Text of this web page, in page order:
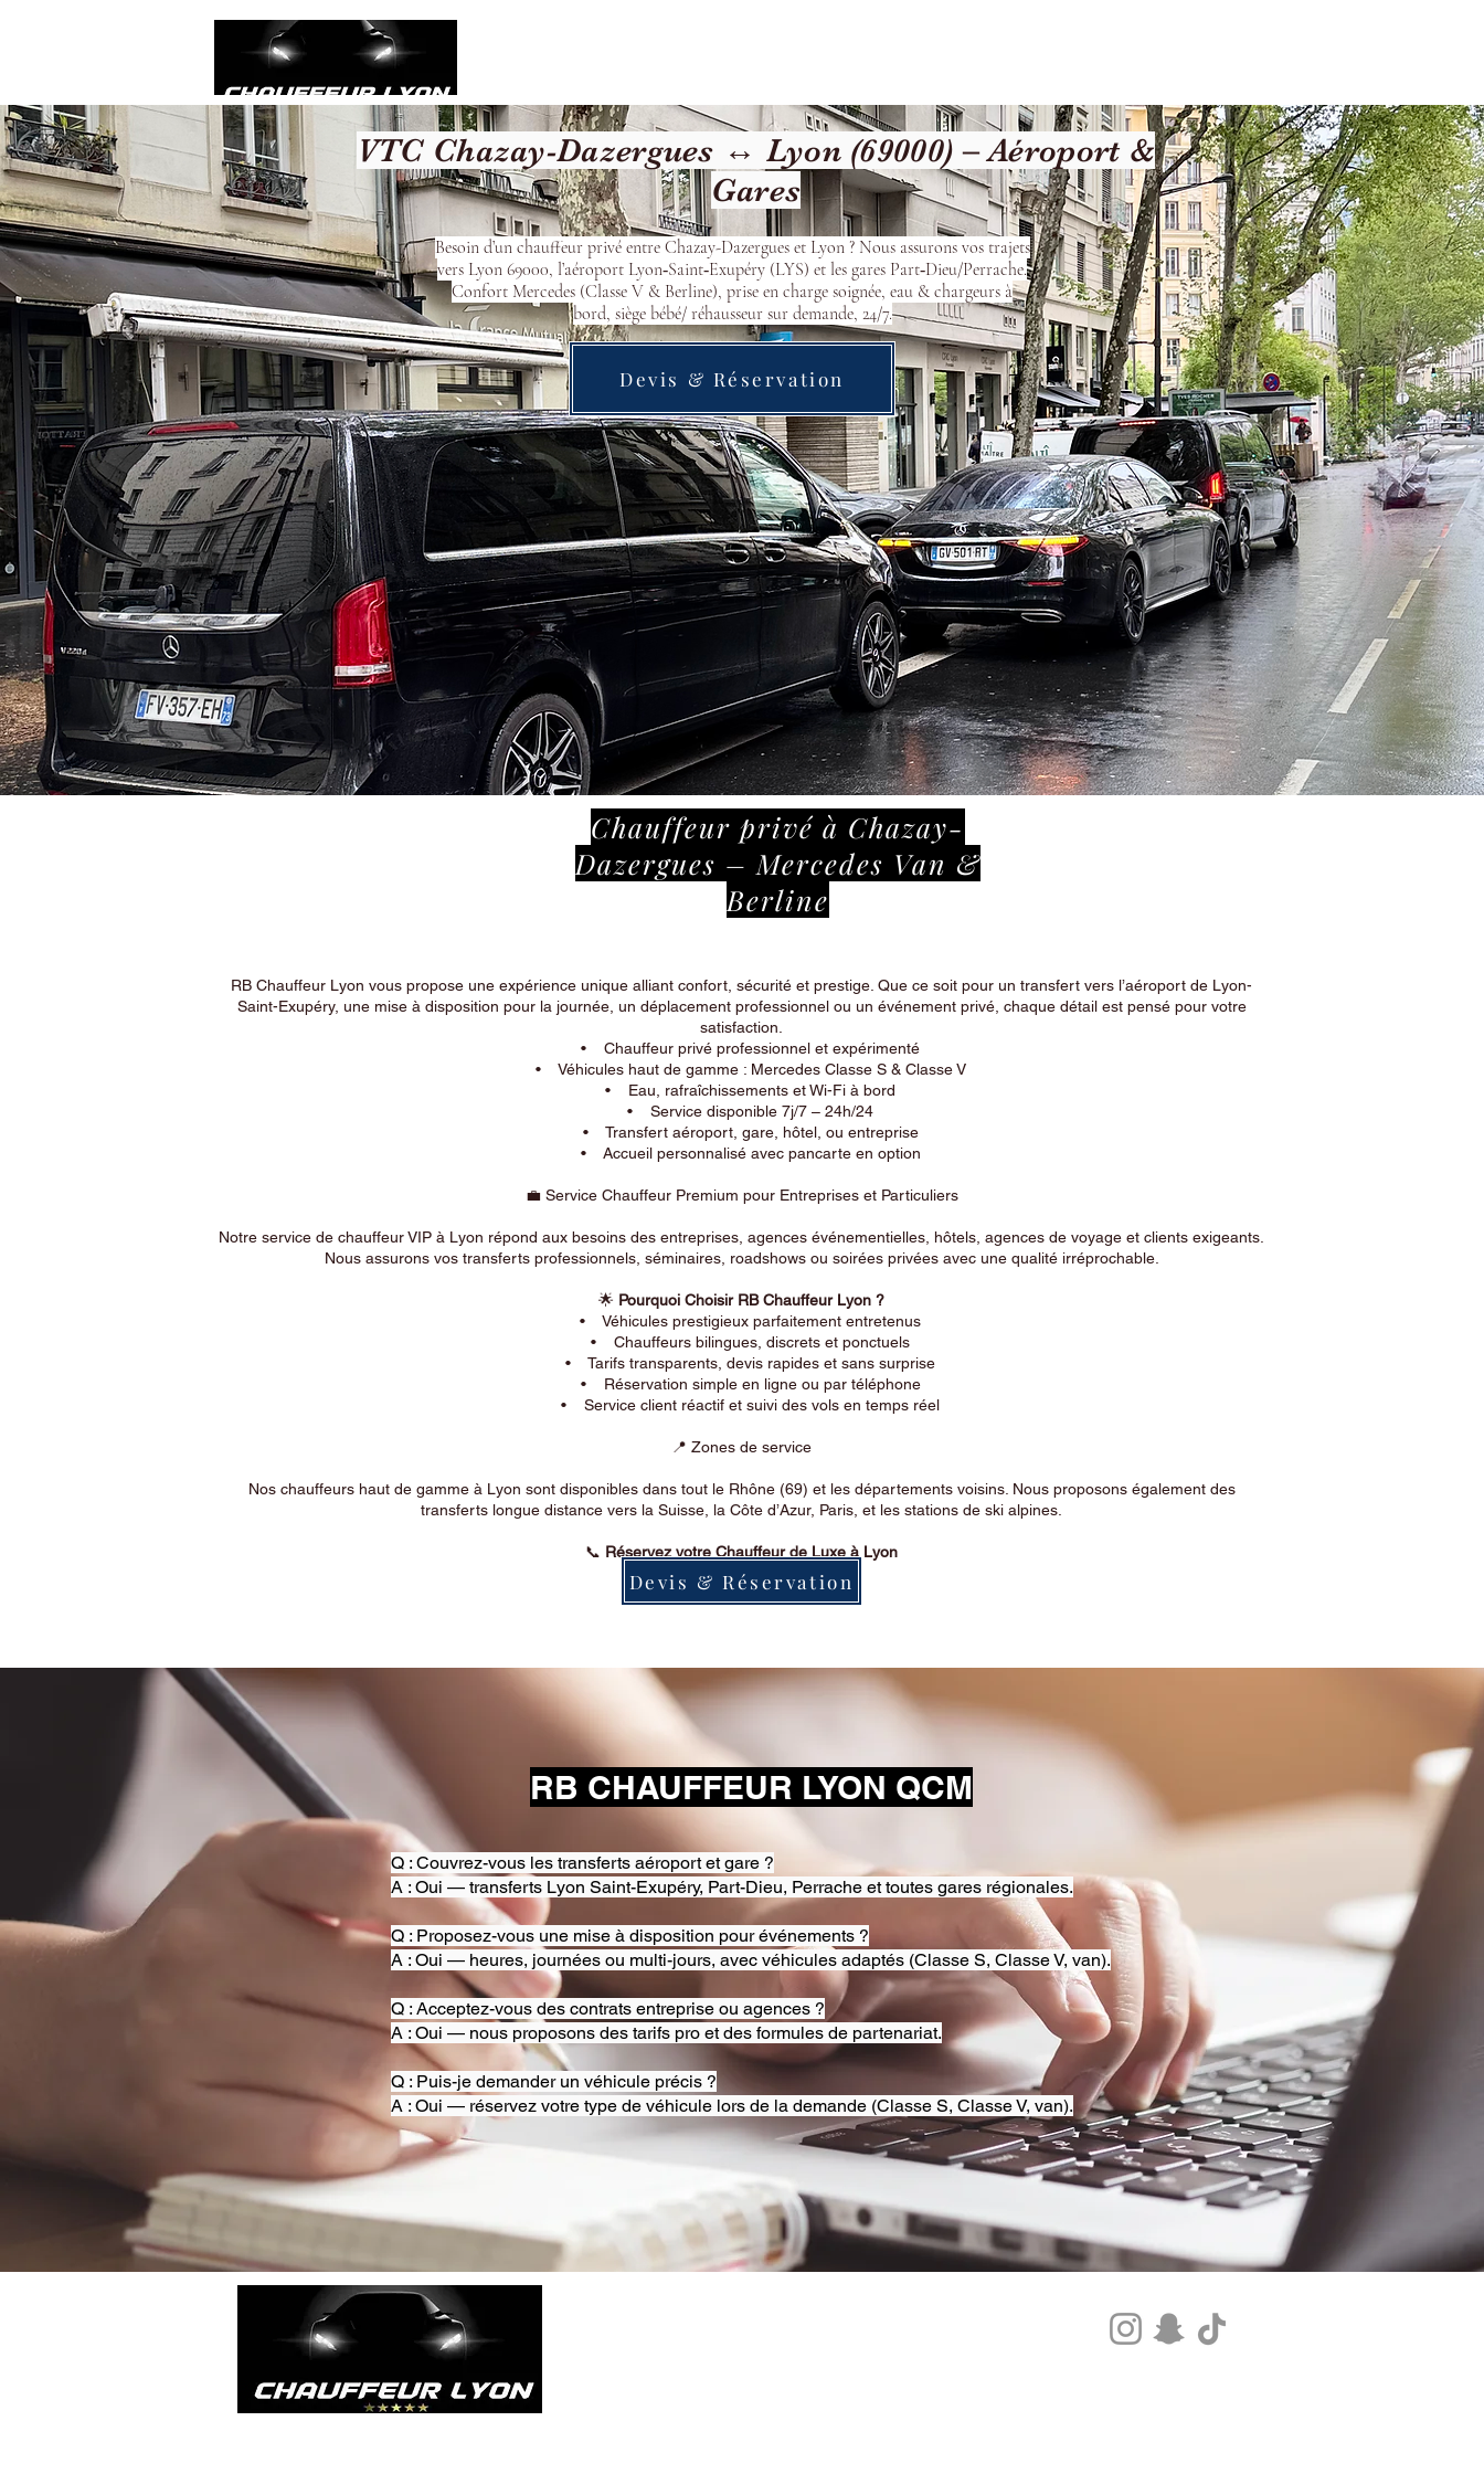
VTC Chazay-Dazergues ↔ Lyon (69000) – Aéroport &
Gares
Besoin d’un chauffeur privé entre Chazay-Dazergues et Lyon ? Nous assurons vos trajets
vers Lyon 69000, l’aéroport Lyon‑Saint‑Exupéry (LYS) et les gares Part‑Dieu/Perrache.
Confort Mercedes (Classe V & Berline), prise en charge soignée, eau & chargeurs à
bord, siège bébé/ réhausseur sur demande, 24/7.
Devis & Réservation
Chauffeur privé à Chazay-
Dazergues – Mercedes Van &
Berline
RB Chauffeur Lyon vous propose une expérience unique alliant confort, sécurité et prestige. Que ce soit pour un transfert vers l’aéroport de Lyon-
Saint-Exupéry, une mise à disposition pour la journée, un déplacement professionnel ou un événement privé, chaque détail est pensé pour votre
satisfaction.
• Chauffeur privé professionnel et expérimenté
• Véhicules haut de gamme : Mercedes Classe S & Classe V
• Eau, rafraîchissements et Wi-Fi à bord
• Service disponible 7j/7 – 24h/24
• Transfert aéroport, gare, hôtel, ou entreprise
• Accueil personnalisé avec pancarte en option
💼 Service Chauffeur Premium pour Entreprises et Particuliers
Notre service de chauffeur VIP à Lyon répond aux besoins des entreprises, agences événementielles, hôtels, agences de voyage et clients exigeants.
Nous assurons vos transferts professionnels, séminaires, roadshows ou soirées privées avec une qualité irréprochable.
🌟 Pourquoi Choisir RB Chauffeur Lyon ?
• Véhicules prestigieux parfaitement entretenus
• Chauffeurs bilingues, discrets et ponctuels
• Tarifs transparents, devis rapides et sans surprise
• Réservation simple en ligne ou par téléphone
• Service client réactif et suivi des vols en temps réel
📍 Zones de service
Nos chauffeurs haut de gamme à Lyon sont disponibles dans tout le Rhône (69) et les départements voisins. Nous proposons également des
transferts longue distance vers la Suisse, la Côte d’Azur, Paris, et les stations de ski alpines.
📞 Réservez votre Chauffeur de Luxe à Lyon
Devis & Réservation
RB CHAUFFEUR LYON QCM
Q : Couvrez-vous les transferts aéroport et gare ?
A : Oui — transferts Lyon Saint-Exupéry, Part-Dieu, Perrache et toutes gares régionales.
Q : Proposez-vous une mise à disposition pour événements ?
A : Oui — heures, journées ou multi-jours, avec véhicules adaptés (Classe S, Classe V, van).
Q : Acceptez-vous des contrats entreprise ou agences ?
A : Oui — nous proposons des tarifs pro et des formules de partenariat.
Q : Puis-je demander un véhicule précis ?
A : Oui — réservez votre type de véhicule lors de la demande (Classe S, Classe V, van).